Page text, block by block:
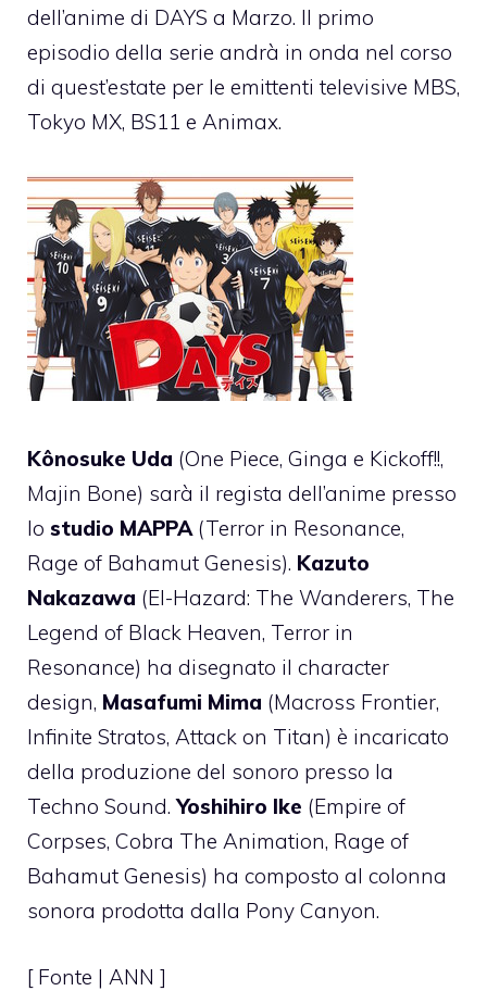
dell’anime di DAYS a Marzo. Il primo
episodio della serie andrà in onda nel corso
di quest’estate per le emittenti televisive MBS,
Tokyo MX, BS11 e Animax.
Kônosuke Uda (One Piece, Ginga e Kickoff!!,
Majin Bone) sarà il regista dell’anime presso
lo studio MAPPA(Terror in Resonance,
Rage of Bahamut Genesis). Kazuto
Nakazawa (El-Hazard: The Wanderers, The
Legend of Black Heaven, Terror in
Resonance) ha disegnato il character
design, Masafumi Mima (Macross Frontier,
Infinite Stratos, Attack on Titan) è incaricato
della produzione del sonoro presso la
Techno Sound.Yoshihiro Ike (Empire of
Corpses, Cobra The Animation, Rage of
Bahamut Genesis) ha composto al colonna
sonora prodotta dalla Pony Canyon.
[ Fonte | ANN ]